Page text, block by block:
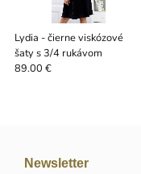
Lydia - čierne viskózové
šaty s 3/4 rukávom
89.00 €
Newsletter